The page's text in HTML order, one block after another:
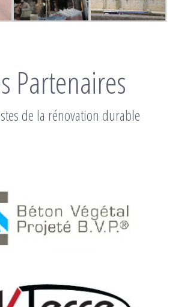
Partenaires
de la rénovation durable